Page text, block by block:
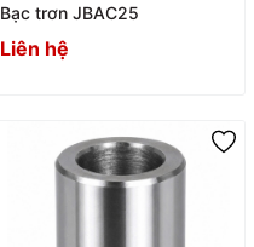
Bạc trơn JBAC25
Liên hệ